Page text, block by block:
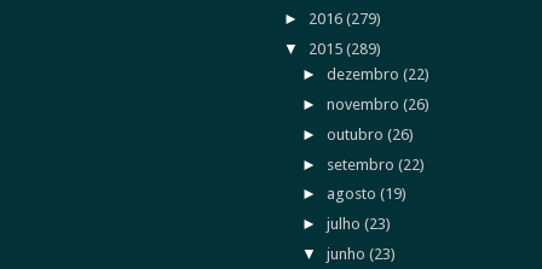
► 2016 (279)
▼ 2015 (289)
►dezembro(22)
►novembro(26)
►outubro(26)
► setembro(22)
► agosto(19)
►julho(23)
▼junho(23)